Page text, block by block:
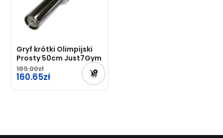
Gryf krótki Olimpijski
Prosty 50cm Just7Gym
189.00
Pierwotna
cena
160.65
Aktualna